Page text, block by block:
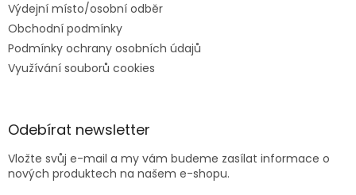
Výdejní místo/osobní odběr
Obchodní podmínky
Podmínky ochrany osobních údajů
Využívání souborů cookies
Odebírat newsletter
Vložte svůj e-mail a my vám budeme zasílat informace o
nových produktech na našem e-shopu.